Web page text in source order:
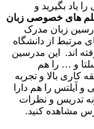
یاد بگیرید و
های خصوصی زبان
زبان مدرک
مرتبط از دانشگاه
اند. این مدرسین
و … را هم
کاری بالا و تجربه
آیلتس را هم دارا
تدریس و نظرات
مشاهده کنید.